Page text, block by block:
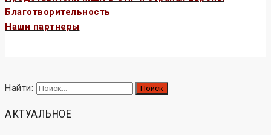
Благотворительность
Наши партнеры
Найти:
АКТУАЛЬНОЕ